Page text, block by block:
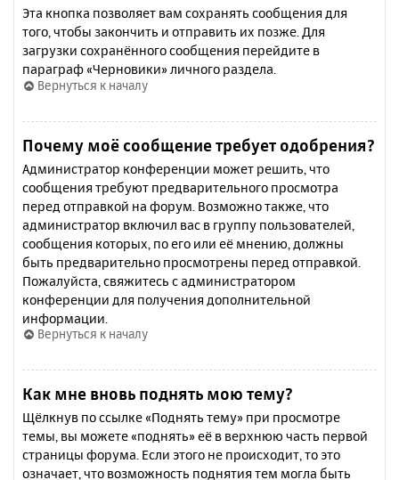
Эта кнопка позволяет вам сохранять сообщения для
того, чтобы закончить и отправить их позже. Для
загрузки сохранённого сообщения перейдите в
параграф «Черновики» личного раздела.
Вернуться к началу
Почему моё сообщение требует одобрения?
Администратор конференции может решить, что
сообщения требуют предварительного просмотра
перед отправкой на форум. Возможно также, что
администратор включил вас в группу пользователей,
сообщения которых, по его или её мнению, должны
быть предварительно просмотрены перед отправкой.
Пожалуйста, свяжитесь с администратором
конференции для получения дополнительной
информации.
Вернуться к началу
Как мне вновь поднять мою тему?
Щёлкнув по ссылке «Поднять тему» при просмотре
темы, вы можете «поднять» её в верхнюю часть первой
страницы форума. Если этого не происходит, то это
означает, что возможность поднятия тем могла быть